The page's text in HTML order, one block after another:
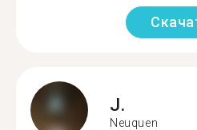
J.
Neuquen